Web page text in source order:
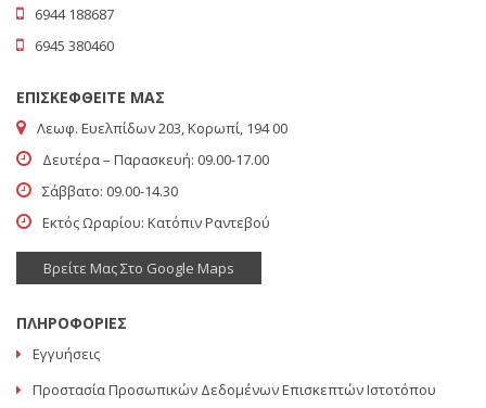
6944 188687
6945 380460
ΕΠΙΣΚΕΦΘΕΙΤΕ ΜΑΣ
Λεωφ. Ευελπίδων 203, Κορωπί, 194 00
Δευτέρα – Παρασκευή: 09.00-17.00
Σάββατο: 09.00-14.30
Εκτός Ωραρίου: Κατόπιν Ραντεβού
Βρείτε Μας Στο Google Maps
ΠΛΗΡΟΦΟΡΙΕΣ
Εγγυήσεις
Προστασία Προσωπικών Δεδομένων Επισκεπτών Ιστοτόπου